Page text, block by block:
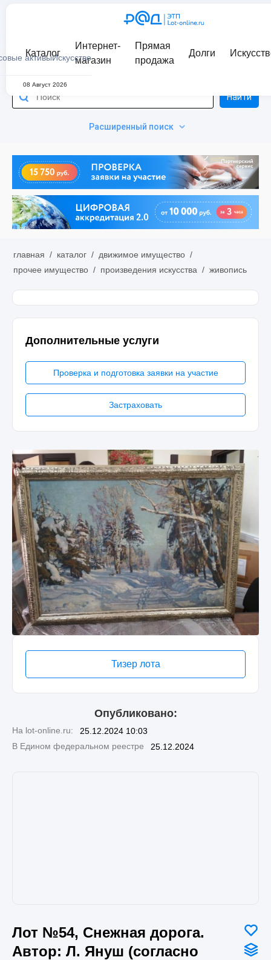
активыИскусство
Каталог
Интернет-
магазин
Прямая
продажа
Долги
08 Август 2026
Расширенный поиск
Найти
главная / каталог / движимое имущество /
прочее имущество / произведения искусства / живопись
Дополнительные услуги
Проверка и подготовка заявки на участие
Застраховать
Тизер лота
Опубликовано:
На lot-online.ru:
25.12.2024 10:03
В Едином федеральном реестре
25.12.2024
Лот №54, Снежная дорога.
Автор: Л. Януш (согласно